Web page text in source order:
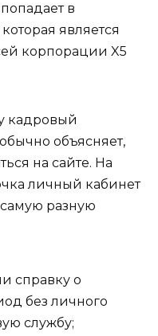
в
является
корпорации X5
кадровый
объясняет,
на сайте. На
личный кабинет
разную
справку о
без личного
службу;